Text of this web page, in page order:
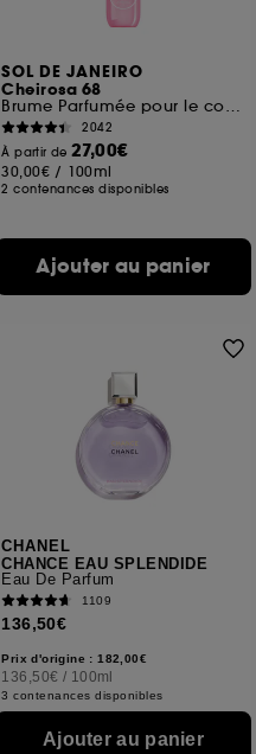
SOL DE JANEIRO
Cheirosa 68
Brume Parfumée pour le corps et les cheveux
2042
À partir de27,00€
30,00€ / 100ml
2 contenances disponibles
Ajouter au panier
CHANEL
CHANCE EAU SPLENDIDE
Eau De Parfum
1109
136,50€
Prix d'origine : 182,00€
136,50€ / 100ml
3 contenances disponibles
Ajouter au panier